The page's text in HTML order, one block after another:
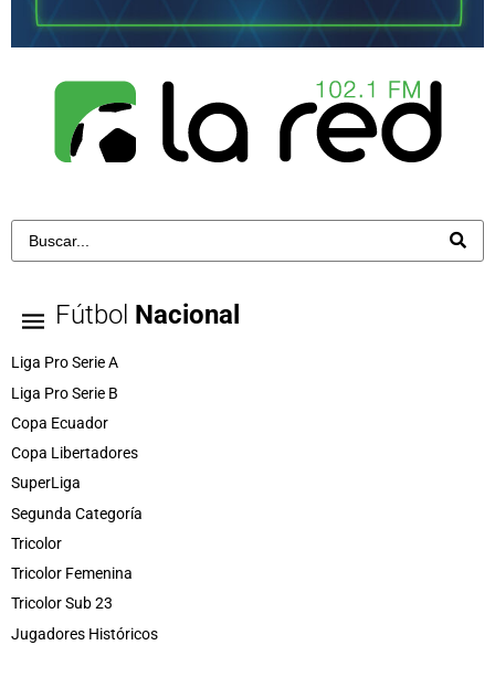
Fútbol Nacional
Liga Pro Serie A
Liga Pro Serie B
Copa Ecuador
Copa Libertadores
SuperLiga
Segunda Categoría
Tricolor
Tricolor Femenina
Tricolor Sub 23
Jugadores Históricos